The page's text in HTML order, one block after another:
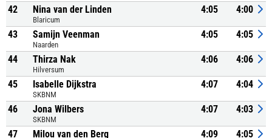
42 Nina van der Linden
Blaricum
4:05 4:00
43 Samijn Veenman
Naarden
4:05 4:05
44 Thirza Nak
Hilversum
4:06 4:06
45 Isabelle Dijkstra
SKBNM
4:07 4:04
46 Jona Wilbers
SKBNM
4:07 4:03
47 Milou van den Berg 4:09 4:05